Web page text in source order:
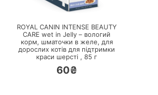
ПЕРЕЙТИ
ROYAL CANIN INTENSE BEAUTY
CARE wet in Jelly – вологий
корм, шматочки в желе, для
дорослих котів для підтримки
краси шерсті , 85 г
60₴